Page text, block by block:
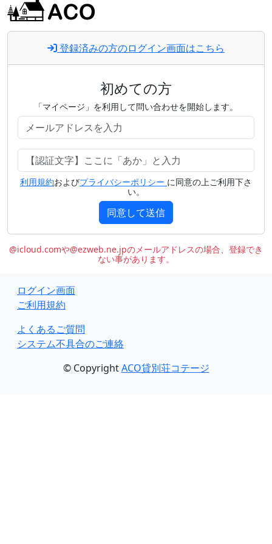
登録済みの方のログイン画面はこちら
初めての方
「マイページ」を利用して問い合わせを開始します。
利用規約およびプライバシーポリシー に同意の上ご利用下さ
い。
同意して送信
@icloud.comや@ezweb.ne.jpのメールアドレスの場合、登録でき
ない事があります。
ログイン画面
ご利用規約
よくあるご質問
システム不具合のご連絡
© CopyrightACO貸別荘コテージ